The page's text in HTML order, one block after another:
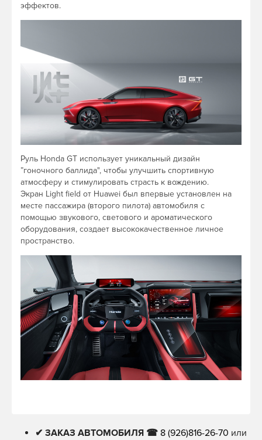
эффектов.
Руль Honda GT использует уникальный дизайн
”гоночного баллида", чтобы улучшить спортивную
атмосферу и стимулировать страсть к вождению.
Экран Light field от Huawei был впервые установлен на
месте пассажира (второго пилота) автомобиля с
помощью звукового, светового и ароматического
оборудования, создает высококачественное личное
пространство.
✔ ЗАКАЗ АВТОМОБИЛЯ ☎ 8 (926)816-26-70 или